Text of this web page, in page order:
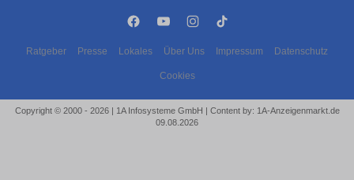
Ratgeber Presse Lokales Über Uns Impressum Datenschutz
Cookies
Copyright © 2000 - 2026 | 1A Infosysteme GmbH | Content by: 1A-Anzeigenmarkt.de
09.08.2026